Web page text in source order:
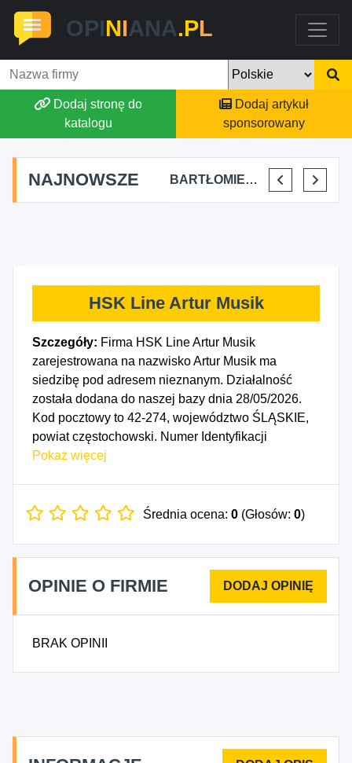
OPINIANA.PL
Dodaj stronę do
katalogu
Dodaj artykuł
sponsorowany
NAJNOWSZE
FJK-IT FILIP SZYMAŃSKI BARTŁOMIEJ DYLIK CLOUDY AFFAIRS INTERNATIONAL
HSK Line Artur Musik
Szczegóły: Firma HSK Line Artur Musik
zarejestrowana na nazwisko Artur Musik ma
siedzibę pod adresem nieznanym. Działalność
została dodana do naszej bazy dnia 28/05/2026.
Kod pocztowy to 42-274, województwo ŚLĄSKIE,
powiat częstochowski. Numer Identyfikacji
Podatkowej NIP to 5732664742, a numer
gospodarczej przypada na dzień 25/05/2026.
Pokaż więcej
Średnia ocena: 0 (Głosów: 0)
OPINIE O FIRMIE
BRAK OPINII